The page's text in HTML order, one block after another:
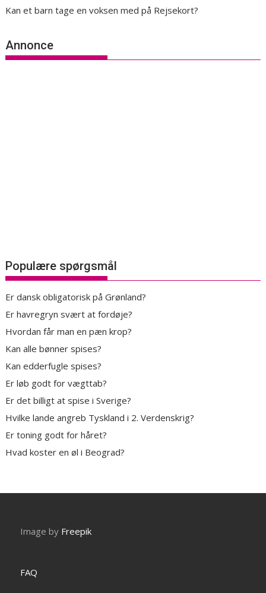
Kan et barn tage en voksen med på Rejsekort?
Annonce
Populære spørgsmål
Er dansk obligatorisk på Grønland?
Er havregryn svært at fordøje?
Hvordan får man en pæn krop?
Kan alle bønner spises?
Kan edderfugle spises?
Er løb godt for vægttab?
Er det billigt at spise i Sverige?
Hvilke lande angreb Tyskland i 2. Verdenskrig?
Er toning godt for håret?
Hvad koster en øl i Beograd?
Image by Freepik
FAQ